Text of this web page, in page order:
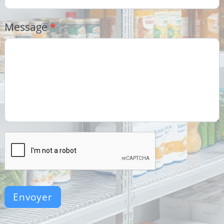
Message*
Envoyer